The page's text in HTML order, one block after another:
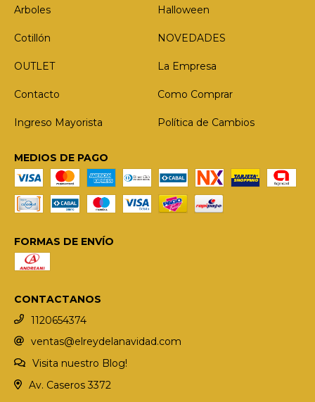
Arboles Halloween
Cotillón NOVEDADES
OUTLET La Empresa
Contacto Como Comprar
Ingreso Mayorista Política de Cambios
MEDIOS DE PAGO
FORMAS DE ENVÍO
CONTACTANOS
1120654374
ventas@elreydelanavidad.com
Visita nuestro Blog!
Av. Caseros 3372